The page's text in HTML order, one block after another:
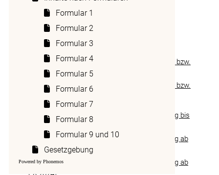
Formular 1
Formular 2
Formular 3
Formular 4
Formular 5
Formular 6
Formular 7
Formular 8
Formular 9 und 10
Gesetzgebung
Powered by Phonemos
Vereinfachtes Abrechnungsverfahren gemäss
Informationen der eidgenössischen
Steuerverwaltung (ESTV)/SSK
Wegleitung zum Ausfüllen des Lohnausweises bzw.
Rentenbescheinigung (gültig ab 1.1.2025)
Wegleitung zum Ausfüllen des Lohnausweises bzw.
Fragen und Antworten zum Lohnausweis (gültig bis
Fragen und Antworten zum Lohnausweis (gültig ab
1.1.2024)
Fragen und Antworten zum Lohnausweis (gültig ab